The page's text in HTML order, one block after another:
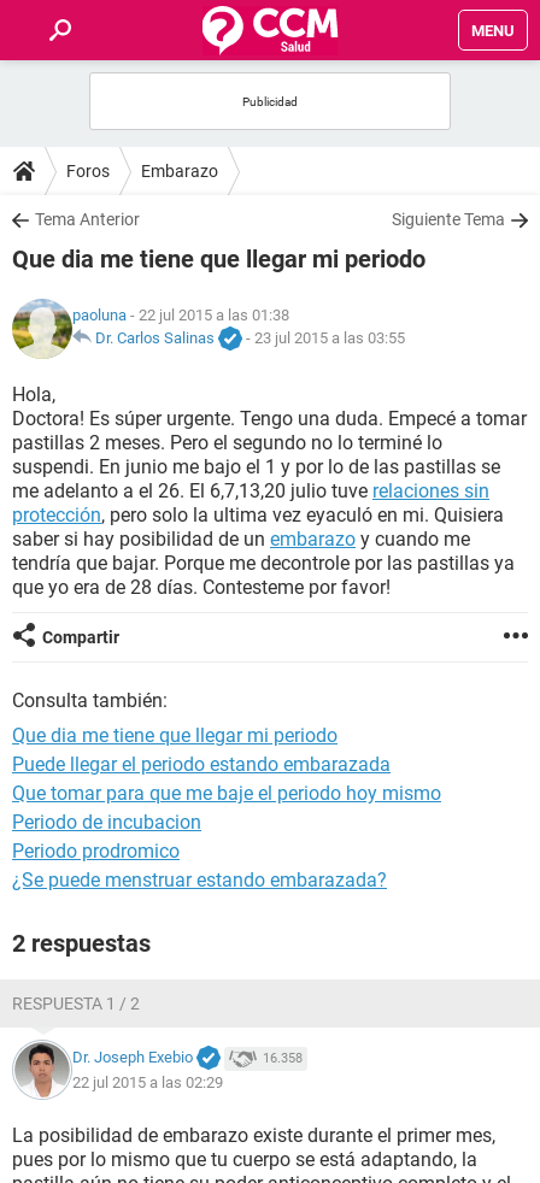
MENU
FOROS
SALUD
FAMILIA
NUTRICIÓN
BIENESTAR
SEXUALIDAD
GLOSARIO
Foros Embarazo
Tema Anterior Siguiente Tema
Que dia me tiene que llegar mi periodo
paoluna - 22 jul 2015 a las 01:38
Dr. Carlos Salinas
- 23 jul 2015 a las 03:55
Hola,
Doctora! Es súper urgente. Tengo una duda. Empecé a tomar
pastillas 2 meses. Pero el segundo no lo terminé lo
suspendi. En junio me bajo el 1 y por lo de las pastillas se
me adelanto a el 26. El 6,7,13,20 julio tuve relaciones sin
protección, pero solo la ultima vez eyaculó en mi. Quisiera
saber si hay posibilidad de un embarazo y cuando me
tendría que bajar. Porque me decontrole por las pastillas ya
que yo era de 28 días. Contesteme por favor!
Compartir
Consulta también:
Que dia me tiene que llegar mi periodo
Puede llegar el periodo estando embarazada
Que tomar para que me baje el periodo hoy mismo
Periodo de incubacion
Periodo prodromico
¿Se puede menstruar estando embarazada?
2 respuestas
RESPUESTA 1 / 2
Dr. Joseph Exebio 16.358
22 jul 2015 a las 02:29
La posibilidad de embarazo existe durante el primer mes,
pues por lo mismo que tu cuerpo se está adaptando, la